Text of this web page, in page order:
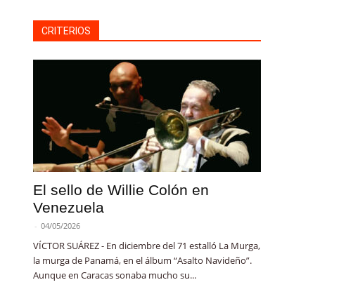
CRITERIOS
El sello de Willie Colón en
Venezuela
- 04/05/2026
VÍCTOR SUÁREZ - En diciembre del 71 estalló La Murga,
la murga de Panamá, en el álbum “Asalto Navideño”.
Aunque en Caracas sonaba mucho su...